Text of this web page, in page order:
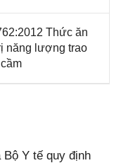
Thức ăn
năng lượng trao
Bộ Y tế quy định